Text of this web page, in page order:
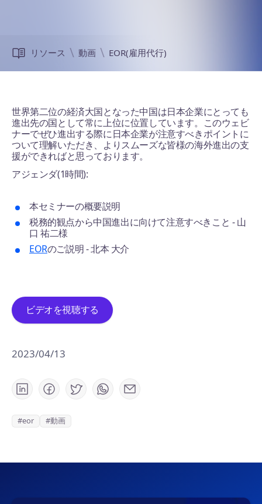
リソース 動画 EOR(雇用代行)
2023/04/13
#eor #動画
世界第二位の経済大国となった中国は日本企業にとっても
進出先の国として常に上位に位置しています。このウェビ
ナーでぜひ進出する際に日本企業が注意すべきポイントに
ついて理解いただき、よりスムーズな皆様の海外進出の支
援ができればと思っております。
アジェンダ(1時間):
本セミナーの概要説明
税務的観点から中国進出に向けて注意すべきこと - 山
口 祐二様
EORのご説明 - 北本 大介
ビデオを視聴する